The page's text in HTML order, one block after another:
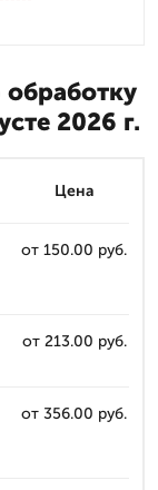
2026 г.
Цена
от 150.00 руб.
от 213.00 руб.
от 356.00 руб.